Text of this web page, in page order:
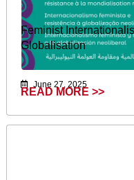
Feminist
Globalisation
June 27, 2025
READ MORE >>